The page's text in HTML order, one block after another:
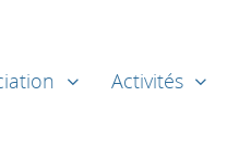
Activités